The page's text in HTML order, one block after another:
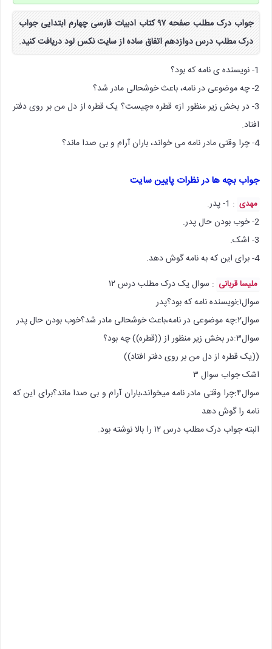
جواب درک مطلب صفحه ۹۷ کتاب ادبیات فارسی چهارم ابتدایی جواب
درک مطلب درس دوازدهم اتفاق ساده از سایت نکس لود دریافت کنید.
1- نویسنده ی نامه که بود؟
2- چه موضوعی در نامه، باعث خوشحالی مادر شد؟
3- در بخش زیر منظور از» قطره «چیست؟ یک قطره از دل من بر روی دفتر
افتاد.
4- چرا وقتی مادر نامه می خواند، باران آرام و بی صدا ماند؟
جواب بچه ها در نظرات پایین سایت
مهدی : 1- پدر.
2- خوب بودن حال پدر.
3- اشک.
4- برای این که به نامه گوش دهد.
ملیسا قربانی : سوال یک درک مطلب درس ۱۲
سوال۱:نویسنده نامه که بود؟پدر
سوال۲:چه موضوعی در نامه،باعث خوشحالی مادر شد؟خوب بودن حال پدر
سوال۳:در بخش زیر منظور از ((قطره)) چه بود؟
((یک قطره از دل من بر روی دفتر افتاد))
اشک جواب سوال ۳
سوال۴:چرا وقتی مادر نامه میخواند،باران آرام و بی صدا ماند؟برای این که
نامه را گوش دهد
البته جواب درک مطلب درس ۱۲ را بالا نوشته بود.